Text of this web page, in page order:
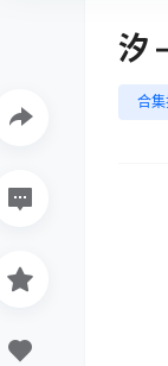
汐
合